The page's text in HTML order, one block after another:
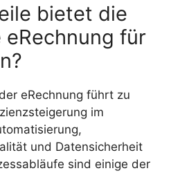
bietet die
für
eRechnung führt zu
im
und Datensicherheit
sind einige der